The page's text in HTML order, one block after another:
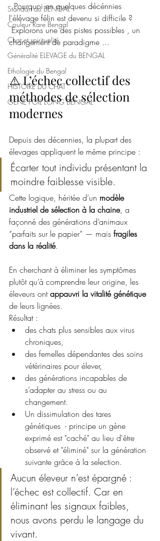
Standart du BENGAL
Couleur Rare Bengal
Chat et spiritualité
Généralité ELEVAGE du BENGAL
Ethologie du Bengal
HISTOIRE DU CHAT
GENE POIL LONG BENGAL
  Pourquoi en quelques décénnies
l'élévage félin est devenu si difficile ?
Explorons une des pistes possibles , un
changement de paradigme ...
⚠️ L’échec collectif des
méthodes de sélection
modernes
Depuis des décennies, la plupart des
élevages appliquent le même principe :
Écarter tout individu présentant la
moindre faiblesse visible.
Cette logique, héritée d’un modèle
industriel de sélection à la chaine, a
façonné des générations d’animaux
“parfaits sur le papier” — mais fragiles
dans la réalité.
En cherchant à éliminer les symptômes
plutôt qu’à comprendre leur origine, les
éleveurs ont appauvri la vitalité génétique
de leurs lignées.
Résultat :
des chats plus sensibles aux virus
chroniques,
des femelles dépendantes des soins
vétérinaires pour élever,
des générations incapables de
s’adapter au stress ou au
changement.
Un dissimulation des tares
génétiques  - principe un gène
exprimé est "caché" au lieu d'être
observé et "éliminé" sur la génération
suivante grâce à la selection.
Aucun éleveur n’est épargné :
l’échec est collectif. Car en
éliminant les signaux faibles,
nous avons perdu le langage du
vivant.